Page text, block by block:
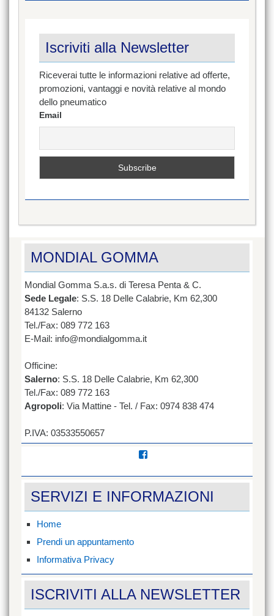
Iscriviti alla Newsletter
Riceverai tutte le informazioni relative ad offerte,
promozioni, vantaggi e novità relative al mondo
dello pneumatico
Email
MONDIAL GOMMA
Mondial Gomma S.a.s. di Teresa Penta & C.
Sede Legale: S.S. 18 Delle Calabrie, Km 62,300
84132 Salerno
Tel./Fax: 089 772 163
E-Mail: info@mondialgomma.it
Officine:
Salerno: S.S. 18 Delle Calabrie, Km 62,300
Tel./Fax: 089 772 163
Agropoli: Via Mattine - Tel. / Fax: 0974 838 474
P.IVA: 03533550657
di
mondial.gomma/?
ref=hl
su
SERVIZI E INFORMAZIONI
Home
Prendi un appuntamento
Informativa Privacy
ISCRIVITI ALLA NEWSLETTER